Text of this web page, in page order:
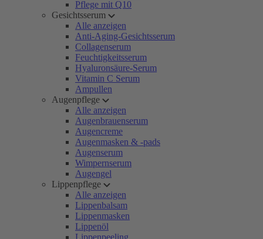
Pflege mit Q10
Gesichtsserum
Alle anzeigen
Anti-Aging-Gesichtsserum
Collagenserum
Feuchtigkeitsserum
Hyaluronsäure-Serum
Vitamin C Serum
Ampullen
Augenpflege
Alle anzeigen
Augenbrauenserum
Augencreme
Augenmasken & -pads
Augenserum
Wimpernserum
Augengel
Lippenpflege
Alle anzeigen
Lippenbalsam
Lippenmasken
Lippenöl
Lippenpeeling